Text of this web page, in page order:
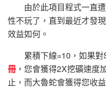
由於此項目程式一直遭
性不玩了，直到最近才發
效益如何。
累積下線=10，如果對
冊 ，您會獲得2X挖礦速度
止，而大魯蛇會獲得您收